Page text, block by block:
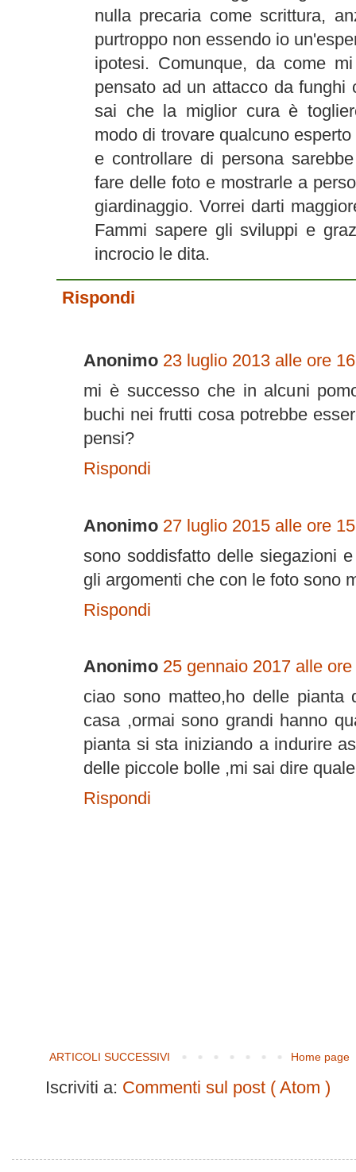
nulla precaria come scrittura,
purtroppo non essendo io
ipotesi. Comunque, da come
pensato ad un attacco da
sai che la miglior cura è
modo di trovare qualcuno
e controllare di persona
fare delle foto e mostrarle a
giardinaggio. Vorrei darti
Fammi sapere gli sviluppi e
incrocio le dita.
Rispondi
Anonimo 23 luglio 2013 alle ore
mi è successo che in alcuni
buchi nei frutti cosa potrebbe
pensi?
Rispondi
Anonimo 27 luglio 2015 alle ore
sono soddisfatto delle siegazioni
gli argomenti che con le foto sono
Rispondi
Anonimo 25 gennaio 2017 alle
ciao sono matteo,ho delle pianta
casa ,ormai sono grandi hanno
pianta si sta iniziando a indurire
delle piccole bolle ,mi sai dire
Rispondi
ARTICOLI SUCCESSIVI Home page
Iscriviti a: Commenti sul post ( Atom )